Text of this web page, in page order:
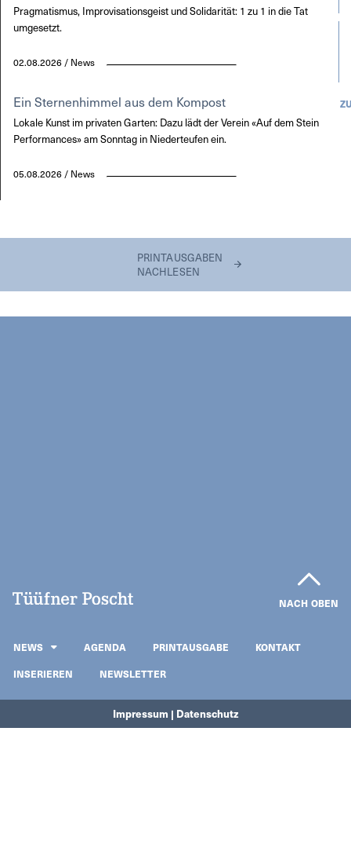
Pragmatismus, Improvisationsgeist und Solidarität: 1 zu 1 in die Tat
umgesetzt.
02.08.2026 / News
Ein Sternenhimmel aus dem Kompost
Lokale Kunst im privaten Garten: Dazu lädt der Verein «Auf dem Stein
Performances» am Sonntag in Niederteufen ein.
05.08.2026 / News
PRINTAUSGABEN
NACHLESEN
NACH OBEN
NEWS AGENDA PRINTAUSGABE
KONTAKT
INSERIEREN
NEWSLETTER
Impressum | Datenschutz